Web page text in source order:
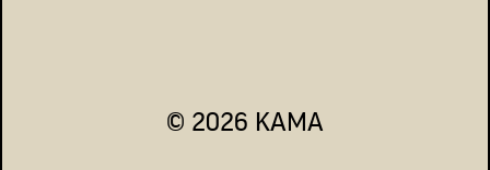
© 2026 KAMA